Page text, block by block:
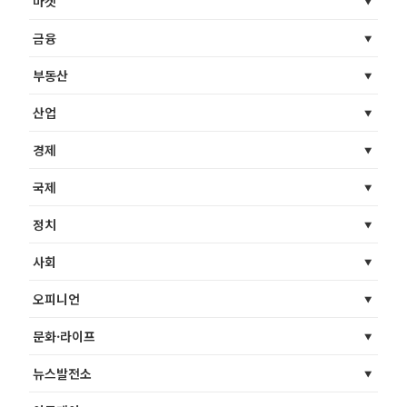
금융
부동산
산업
경제
국제
정치
사회
오피니언
문화·라이프
뉴스발전소